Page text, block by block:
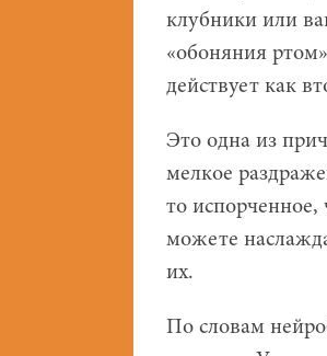
клубники или
«обоняния
действует как
Это одна из
мелкое
то
можете
их.
По словам